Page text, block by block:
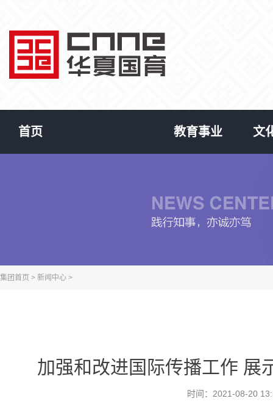
首页 教育事业 文
集团首页 > 新闻中心 >
加强和改进国际传播工作 展
时间：2021-08-20